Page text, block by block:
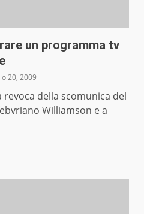
un programma tv
20, 2009
della scomunica del
Williamson e a